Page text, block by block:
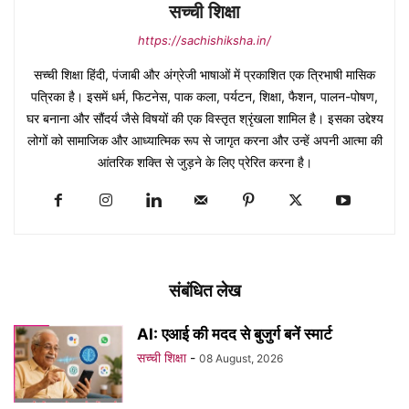
सच्ची शिक्षा
https://sachishiksha.in/
सच्ची शिक्षा हिंदी, पंजाबी और अंग्रेजी भाषाओं में प्रकाशित एक त्रिभाषी मासिक
पत्रिका है। इसमें धर्म, फिटनेस, पाक कला, पर्यटन, शिक्षा, फैशन, पालन-पोषण,
घर बनाना और सौंदर्य जैसे विषयों की एक विस्तृत श्रृंखला शामिल है। इसका उद्देश्य
लोगों को सामाजिक और आध्यात्मिक रूप से जागृत करना और उन्हें अपनी आत्मा की
आंतरिक शक्ति से जुड़ने के लिए प्रेरित करना है।
संबंधित लेख
AI: एआई की मदद से बुजुर्ग बनें स्मार्ट
सच्ची शिक्षा - 08 August, 2026